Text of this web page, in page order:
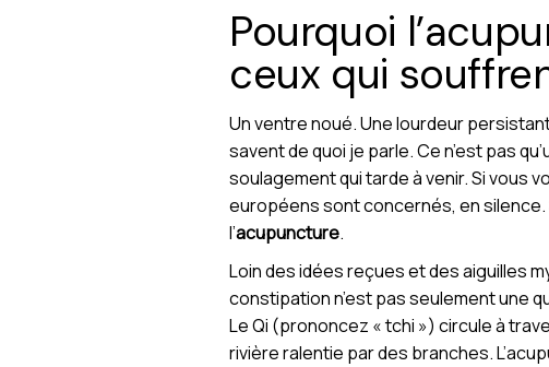
Pourquoi
ceux qui
Un ventre noué. Une lourdeur
savent de quoi je parle. Ce n’est pas
soulagement qui tarde à venir. Si vous
européens sont concernés, en
l’acupuncture.
Loin des idées reçues et des aiguilles
constipation n’est pas seulement une
Le Qi (prononcez « tchi ») circule à
rivière ralentie par des branches.